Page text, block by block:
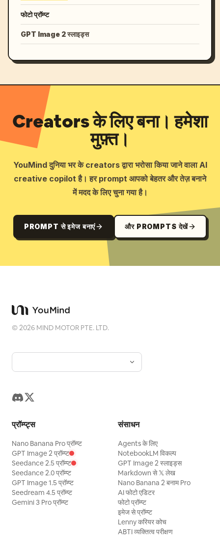
फोटो प्रॉम्प्ट
GPT Image 2 स्लाइड्स
Creators के लिए बना। हमेशा
मुफ़्त।
YouMind दुनिया भर के creators द्वारा भरोसा किया जाने वाला AI
creative copilot है। हर prompt आपको बेहतर और तेज़ बनाने
में मदद के लिए चुना गया है।
PROMPT से इमेज बनाएं और PROMPTS देखें
©2026 MIND MOTOR PTE. LTD.
प्रॉम्प्ट्स
Nano Banana Pro प्रॉम्प्ट
GPT Image 2 प्रॉम्प्ट
Seedance 2.5 प्रॉम्प्ट
Seedance 2.0 प्रॉम्प्ट
GPT Image 1.5 प्रॉम्प्ट
Seedream 4.5 प्रॉम्प्ट
Gemini 3 Pro प्रॉम्प्ट
संसाधन
Agents के लिए
NotebookLM विकल्प
GPT Image 2 स्लाइड्स
Markdown से 𝕏 लेख
Nano Banana 2 बनाम Pro
AI फोटो एडिटर
फोटो प्रॉम्प्ट
इमेज से प्रॉम्प्ट
Lenny करियर कोच
ABTI व्यक्तित्व परीक्षण